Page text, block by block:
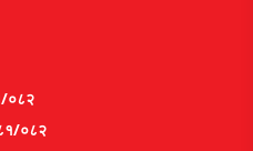
०८२
०८२